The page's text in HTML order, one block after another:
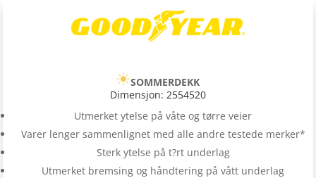
SOMMERDEKK
Dimensjon: 2554520
Utmerket ytelse på våte og tørre veier
Varer lenger sammenlignet med alle andre testede merker*
Sterk ytelse på t?rt underlag
Utmerket bremsing og håndtering på vått underlag